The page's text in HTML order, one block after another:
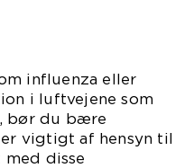
influenza eller
i luftvejene som
bør du bære
vigtigt af hensyn til
disse